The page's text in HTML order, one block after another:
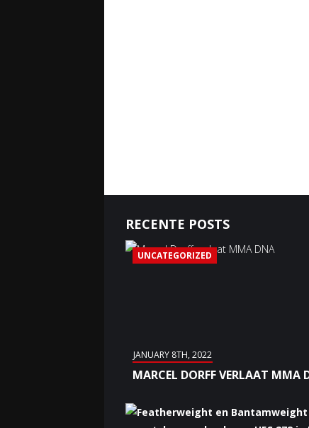
RECENTE POSTS
UNCATEGORIZED
JANUARY 8TH, 2022
MARCEL DORFF VERLAAT MMA